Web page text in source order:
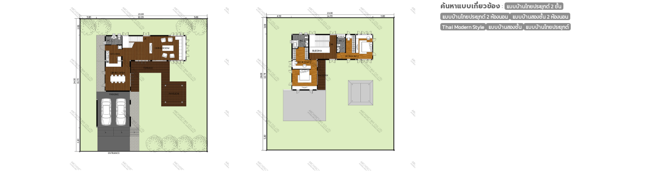
ค้นหาแบบเกี่ยวข้อง: แบบบ้านไทยประยุกต์ 2 ชั้น
แบบบ้านไทยประยุกต์ 2 ห้องนอน
แบบบ้านสองชั้น 2 ห้องนอน
Thai Modern Style
แบบบ้านสองชั้น แบบบ้านไทยประยุกต์